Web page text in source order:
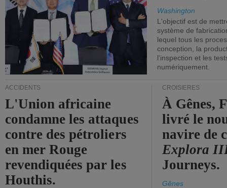
Washington
L'objectif est de
système de
lequel tous les
conception, la
l'inspection et les
numériquement.
ACCIDENTS
L'Union africaine
condamne les attaques
contre des pétroliers
en mer Rouge
revendiquées par les
Houthis.
CROISIÈRES
À Gênes,
livré le
navire de
Explora
Journeys.
Gênes